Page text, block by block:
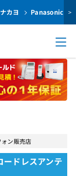
カヨ Panasonic >
ン販売店
ードレスアンテ